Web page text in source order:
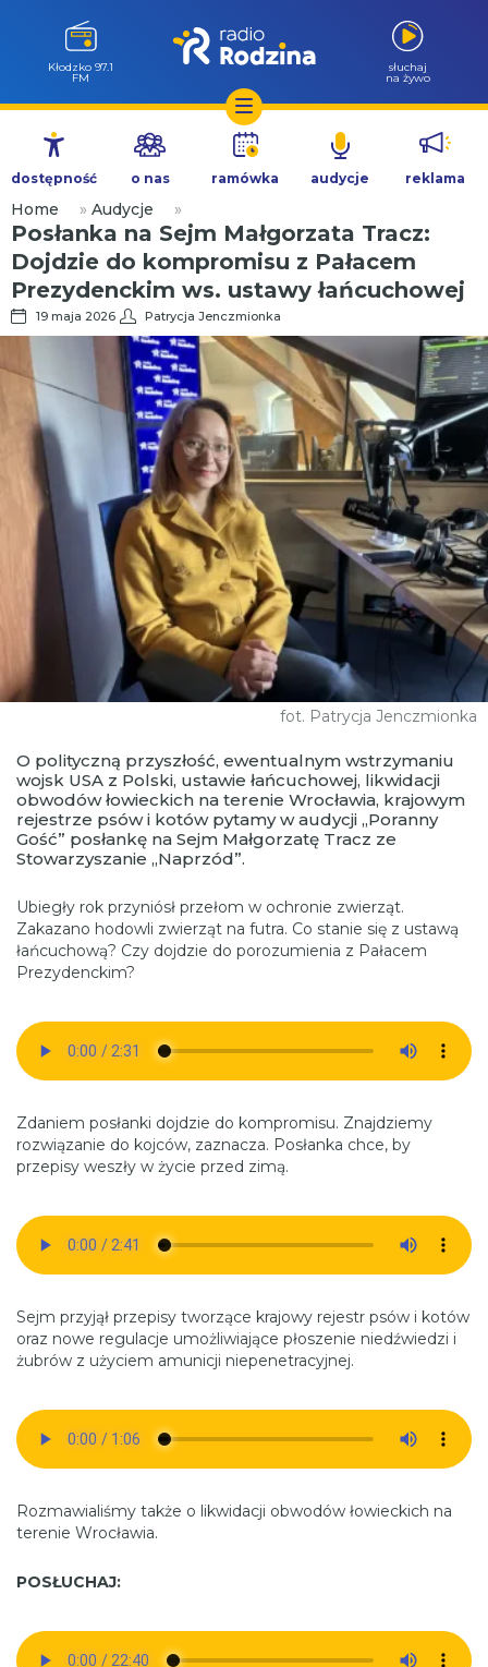
Przejdź
treści
Kłodzko 97.1
FM
słuchaj
na żywo
dostępność o nas ramówka audycje reklama
Home » Audycje »
Posłanka na Sejm Małgorzata Tracz:
Dojdzie do kompromisu z Pałacem
Prezydenckim ws. ustawy łańcuchowej
19 maja 2026 Patrycja Jenczmionka
fot. Patrycja Jenczmionka
O polityczną przyszłość, ewentualnym wstrzymaniu
wojsk USA z Polski, ustawie łańcuchowej, likwidacji
obwodów łowieckich na terenie Wrocławia, krajowym
rejestrze psów i kotów pytamy w audycji „Poranny
Gość” posłankę na Sejm Małgorzatę Tracz ze
Stowarzyszanie „Naprzód”.
Ubiegły rok przyniósł przełom w ochronie zwierząt.
Zakazano hodowli zwierząt na futra. Co stanie się z ustawą
łańcuchową? Czy dojdzie do porozumienia z Pałacem
Prezydenckim?
Zdaniem posłanki dojdzie do kompromisu. Znajdziemy
rozwiązanie do kojców, zaznacza. Posłanka chce, by
przepisy weszły w życie przed zimą.
Sejm przyjął przepisy tworzące krajowy rejestr psów i kotów
oraz nowe regulacje umożliwiające płoszenie niedźwiedzi i
żubrów z użyciem amunicji niepenetracyjnej.
Rozmawialiśmy także o likwidacji obwodów łowieckich na
terenie Wrocławia.
POSŁUCHAJ: